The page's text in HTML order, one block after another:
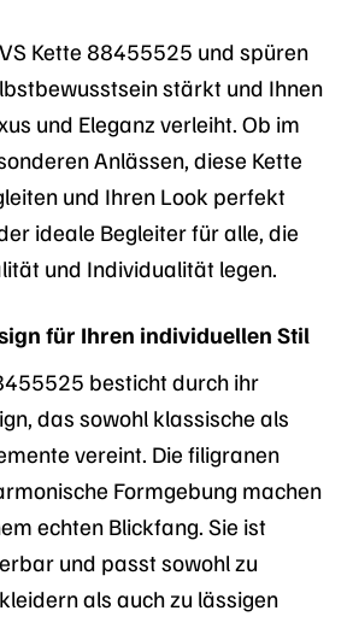
Kette 88455525 und spüren
stärkt und Ihnen
und Eleganz verleiht. Ob im
Anlässen, diese Kette
und Ihren Look perfekt
ideale Begleiter für alle, die
und Individualität legen.
für Ihren individuellen Stil
besticht durch ihr
das sowohl klassische als
vereint. Die filigranen
Formgebung machen
echten Blickfang. Sie ist
und passt sowohl zu
als auch zu lässigen